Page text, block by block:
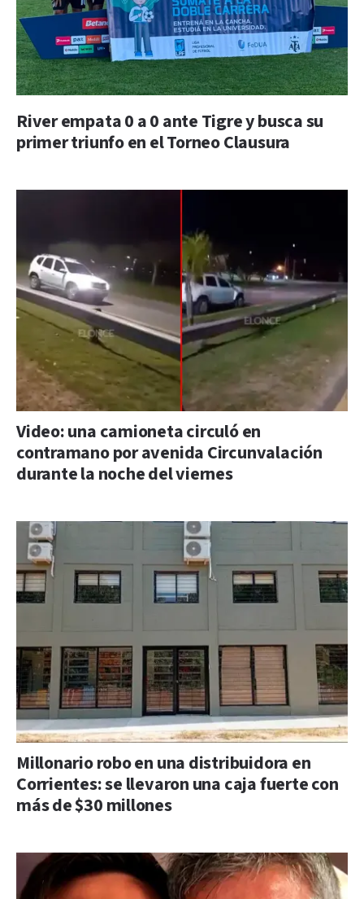
River empata 0 a 0 ante Tigre y busca su
primer triunfo en el Torneo Clausura
Video: una camioneta circuló en
contramano por avenida Circunvalación
durante la noche del viernes
Millonario robo en una distribuidora en
Corrientes: se llevaron una caja fuerte con
más de $30 millones